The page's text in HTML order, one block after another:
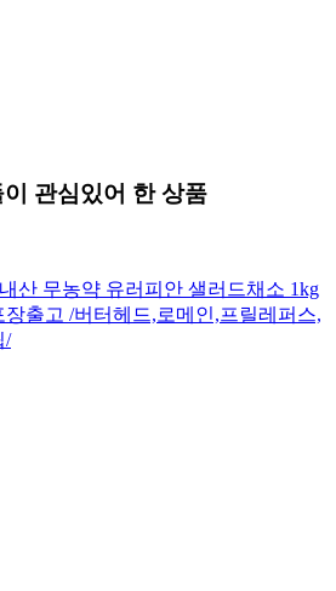
관심있어 한 상품
산 무농약 유러피안 샐러드채소 1kg
출고 /버터헤드,로메인,프릴레퍼스,
/